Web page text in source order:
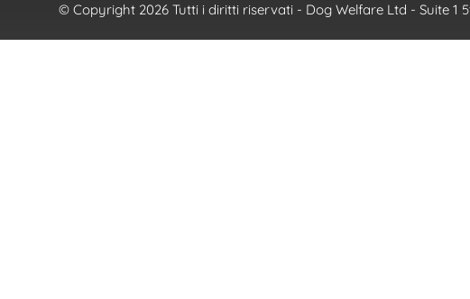
© Copyright 2026 Tutti i diritti riservati - Dog Welfare Ltd - Suite 1